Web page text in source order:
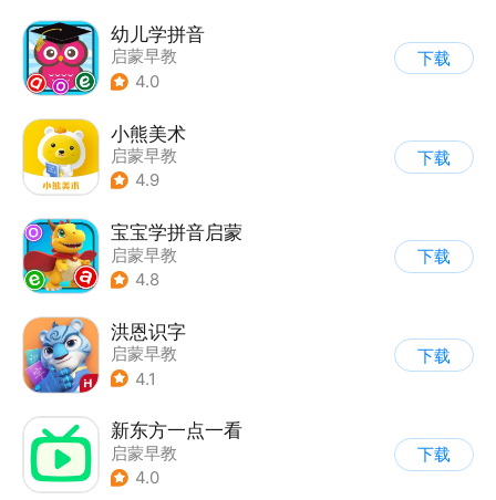
幼儿学拼音
启蒙早教
4.0
下载
小熊美术
启蒙早教
4.9
下载
宝宝学拼音启蒙
启蒙早教
4.8
下载
洪恩识字
启蒙早教
4.1
下载
新东方一点一看
启蒙早教
4.0
下载